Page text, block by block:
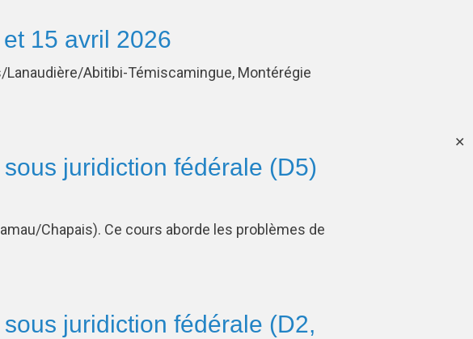
✕
15 avril 2026
Abitibi-Témiscamingue, Montérégie
juridiction fédérale (D5)
Chapais). Ce cours aborde les problèmes de
juridiction fédérale (D2,